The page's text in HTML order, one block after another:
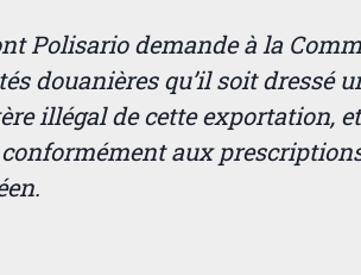
Polisario demande à la
douanières qu’il soit dressé
illégal de cette exportation,
aux